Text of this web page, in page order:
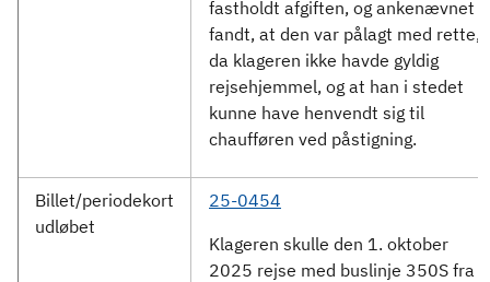
fastholdt afgiften, og ankenævnet
fandt, at den var pålagt med rette,
da klageren ikke havde gyldig
rejsehjemmel, og at han i stedet
kunne have henvendt sig til
chaufføren ved påstigning.
Billet/periodekort
udløbet
25-0454
Klageren skulle den 1. oktober
2025 rejse med buslinje 350S fra